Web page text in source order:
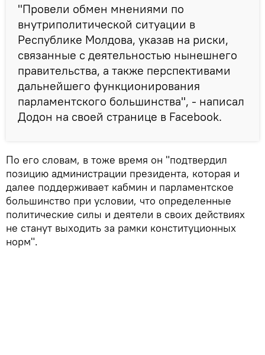
"Провели обмен мнениями по
внутриполитической ситуации в
Республике Молдова, указав на риски,
связанные с деятельностью нынешнего
правительства, а также перспективами
дальнейшего функционирования
парламентского большинства", - написал
Додон на своей странице в Facebook.
По его словам, в тоже время он "подтвердил
позицию администрации президента, которая и
далее поддерживает кабмин и парламентское
большинство при условии, что определенные
политические силы и деятели в своих действиях
не станут выходить за рамки конституционных
норм".